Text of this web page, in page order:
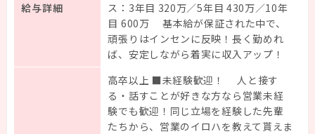
給与詳細
ス：3年目 320万／5年目 430万／10年
目 600万 基本給が保証された中で、
頑張りはインセンに反映！長く勤めれ
ば、安定しながら着実に収入アップ！
高卒以上 ■未経験歓迎！ 人と接す
る・話すことが好きな方なら営業未経
験でも歓迎！同じ立場を経験した先輩
たちから、営業のイロハを教えて貰えま